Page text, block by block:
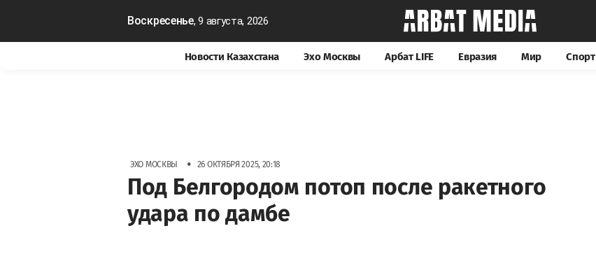
Воскресенье, 9 августа, 2026
Новости Казахстана Эхо Москвы Арбат LIFE Евразия Мир Спорт
ЭХО МОСКВЫ • 26 ОКТЯБРЯ 2025, 20:18
Под Белгородом потоп после ракетного
удара по дамбе